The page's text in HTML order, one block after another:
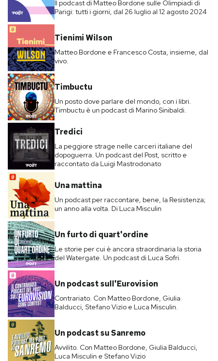
Il podcast di Matteo Bordone sulle Olimpiadi di
Parigi: tutti i giorni, dal 26 luglio al 12 agosto 2024
Tienimi Wilson
Matteo Bordone e Francesco Costa, insieme, dal
vivo.
Timbuctu
Un posto dove parlare del mondo, con i libri.
Timbuctu è un podcast di Marino Sinibaldi.
Tredici
La peggiore strage nelle carceri italiane del
dopoguerra. Un podcast del Post, scritto e
raccontato da Luigi Mastrodonato
Una mattina
Un podcast per raccontare, bene, la Resistenza;
un anno alla volta. Di Luca Misculin
Un furto di quart'ordine
Le storie per cui è ancora straordinaria la storia
del Watergate. Un podcast di Luca Sofri.
Un podcast sull'Eurovision
Contrariato. Con Matteo Bordone, Giulia
Balducci, Stefano Vizio e Luca Misculin.
Un podcast su Sanremo
Avvilito. Con Matteo Bordone, Giulia Balducci,
Luca Misculin e Stefano Vizio